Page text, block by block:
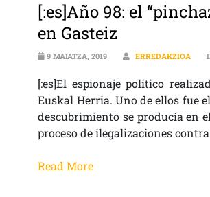
[:es]Año 98: el
en Gasteiz
9 MAIATZA, 2019 ERREDAKZIOA
[:es]El espionaje político
Euskal Herria. Uno de ellos fue
descubrimiento se producía en
proceso de ilegalizaciones
Read More